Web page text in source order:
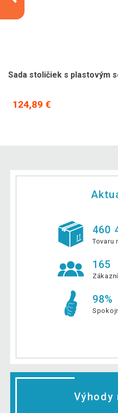
Sada stoličiek s plastovým
124,89 €
460
Tovaru
165
98%
Výhody